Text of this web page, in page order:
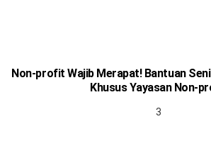
Non-profit Wajib Merapat! Bantuan
Khusus Yayasan Non-